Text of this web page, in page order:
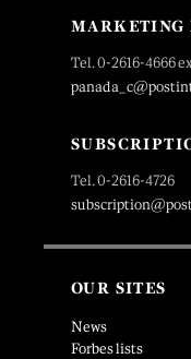
MARKETING
Tel. 0-2616-4666
Tel. 0-2616-4726
OUR SITES
News
Forbes lists